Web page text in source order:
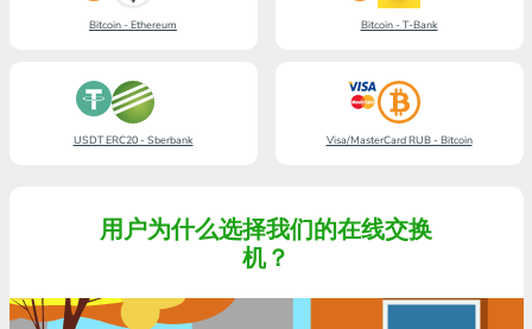
Bitcoin - Ethereum Bitcoin - T-Bank
USDT ERC20 - Sberbank Visa/MasterCard RUB - Bitcoin
用户为什么选择我们的在线交换
机？